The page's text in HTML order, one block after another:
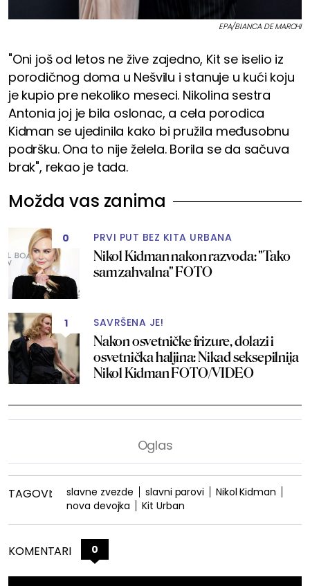
EPA/BIANCA DE MARCHI
"Oni još od letos ne žive zajedno, Kit se iselio iz
porodičnog doma u Nešvilu i stanuje u kući koju
je kupio pre nekoliko meseci. Nikolina sestra
Antonia joj je bila oslonac, a cela porodica
Kidman se ujedinila kako bi pružila međusobnu
podršku. Ona to nije želela. Borila se da sačuva
brak", rekao je tada.
Možda vas zanima
0 PRVI PUT BEZ KITA URBANA
Nikol Kidman nakon razvoda: "Tako
sam zahvalna" FOTO
1 SAVRŠENA JE!
Nakon osvetničke frizure, dolazi i
osvetnička haljina: Nikad seksepilnija
Nikol Kidman FOTO/VIDEO
TAGOVI: slavne zvezde slavni parovi
Nikol Kidman
nova devojka
Kit Urban
KOMENTARI 0